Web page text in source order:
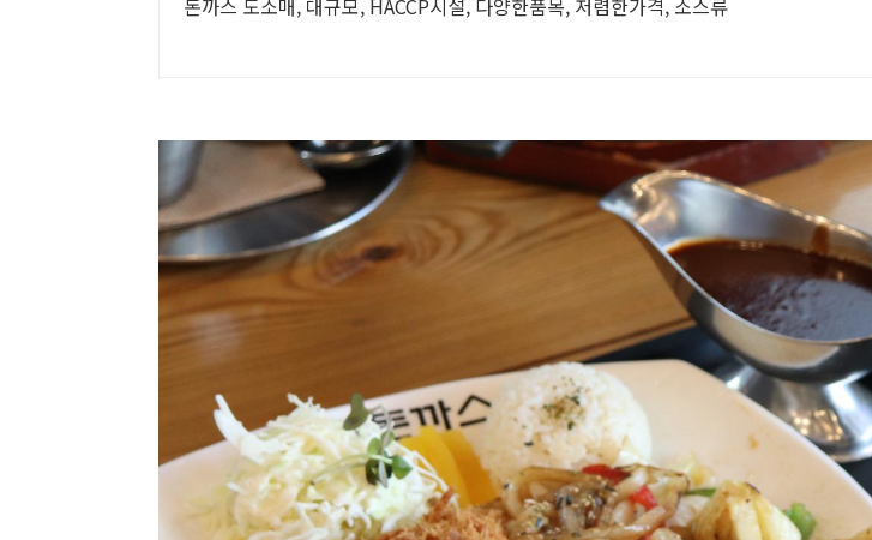
돈까스 도소매, 대규모, HACCP시설, 다양한품목, 저렴한가격, 소스류